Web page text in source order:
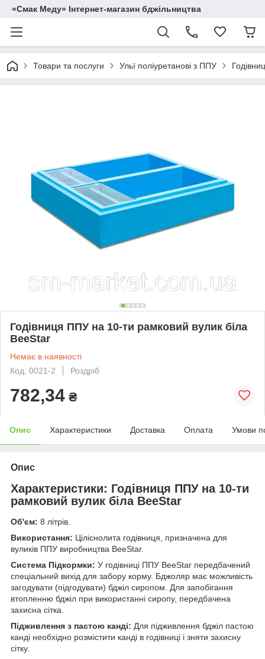
«Смак Меду» Інтернет-магазин бджільництва
Товари та послуги Ульї поліуретанові з ППУ
Годівниця ППУ на 10-ти рамковий вулик біла
BeeStar
Немає в наявності
Код: 0021-2
Роздріб
782,34 ₴
Опис Характеристики Доставка Оплата Умови
Опис
Характеристики: Годівниця ППУ на 10-ти
рамковий вулик біла BeeStar
Об'єм: 8 літрів.
Використання: Ціліснолита годівниця, призначена для
вуликів ППУ виробництва BeeStar.
Система Підкормки: У годівниці ППУ BeeStar передбачений
спеціальний вихід для забору корму. Бджоляр має можливість
загодувати (підгодувати) бджіл сиропом. Для запобігання
втопленню бджіл при використанні сиропу, передбачена
захисна сітка.
Підживлення з пастою канді: Для підживлення бджіл пастою
канді необхідно розмістити канді в годівниці і зняти захисну
сітку.